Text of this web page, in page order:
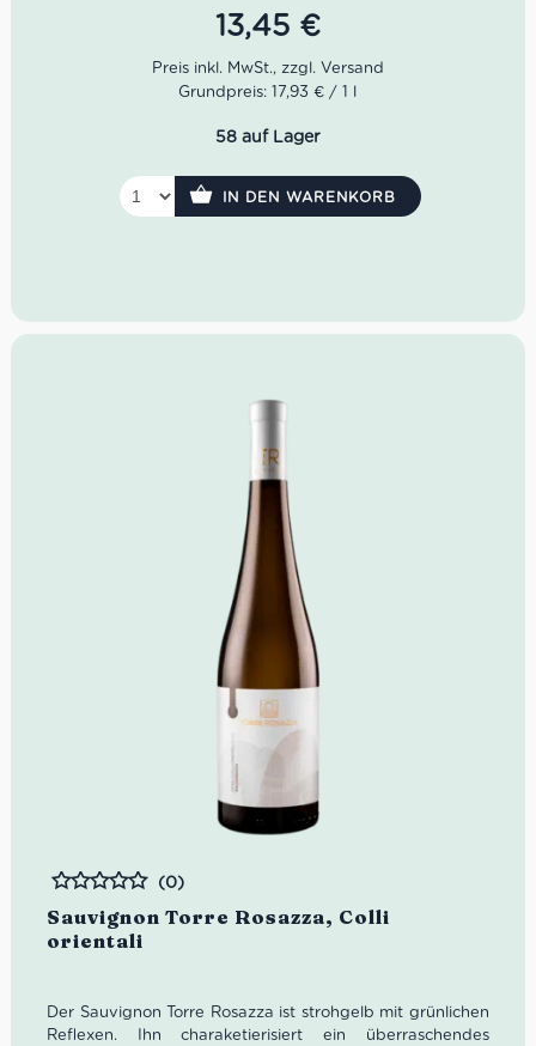
Farbe: Strohgelb, mit goldenen Reflexen
Geruch: Ausgeprägte blumige Noten, die an
Äpfel und Birnen erinnern
Geschmack: Trocken
Idealer Versandkarton: 21 Flaschen
13,45 €
Grundpreis: 17,93 € / 1 l
58 auf Lager
IN DEN WARENKORB
Sauvignon Torre Rosazza, Colli
orientali
Bewertet
(0)
Der Sauvignon Torre Rosazza ist strohgelb mit grünlichen
Reflexen. Ihn charaketierisiert ein überraschendes